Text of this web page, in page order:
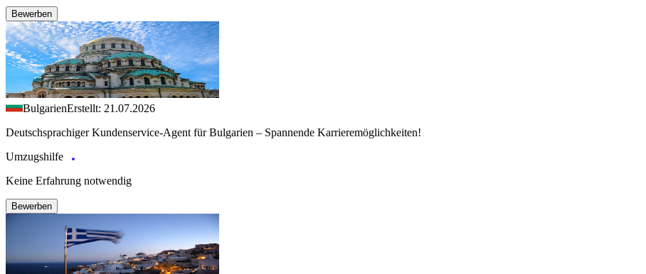
Bewerben
BulgarienErstellt: 21.07.2026
Deutschsprachiger Kundenservice-Agent für Bulgarien – Spannende Karrieremöglichkeiten!
Umzugshilfe
Keine Erfahrung notwendig
Bewerben